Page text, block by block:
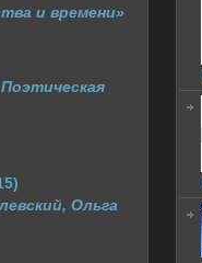
и времени»
Ольга